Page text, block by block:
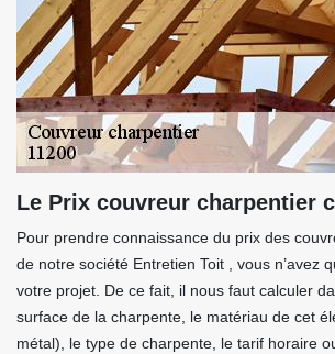
Le Prix couvreur charpentier
Pour prendre connaissance du prix des
de notre société Entretien Toit , vous n’avez
votre projet. De ce fait, il nous faut calculer
surface de la charpente, le matériau de cet
métal), le type de charpente, le tarif horaire